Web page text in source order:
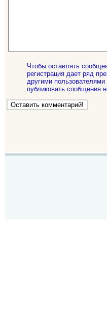
Чтобы оставлять
регистрация дает ряд
другими
публиковать сообщения